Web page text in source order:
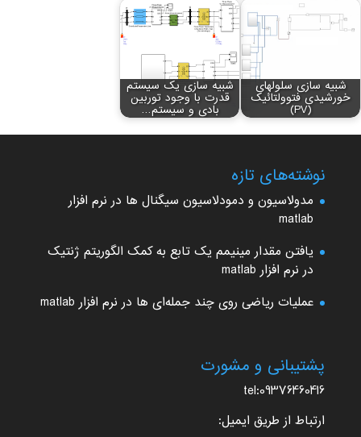
شبیه سازی سلولهای
خورشیدی فتوولتائیک
(PV)
شبیه سازی یک سیستم
قدرت با وجود توربین
بادی و سیستم…
نوشته‌های تازه
مدولاسیون و دمودلاسیون سیگنال ها در نرم افزار
matlab
یافتن مقدار مینیمم یک تابع به کمک الگوریتم ژنتیک
در نرم افزار matlab
عملیات ریاضی روی چند جمله‌ای ها در نرم افزار matlab
پشتیبانی و مشورت
tel:09376460416
ارتباط از طریق ایمیل: